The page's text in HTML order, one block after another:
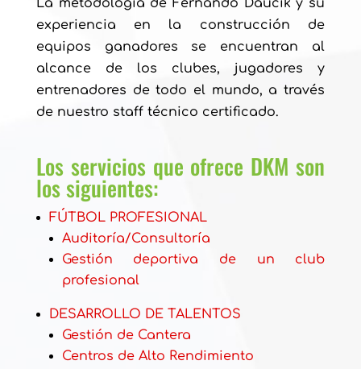
La metodología de Fernando Daucik y su
experiencia en la construcción de
equipos ganadores se encuentran al
alcance de los clubes, jugadores y
entrenadores de todo el mundo, a través
de nuestro staff técnico certificado.
Los servicios que ofrece DKM son
los siguientes:
FÚTBOL PROFESIONAL
Auditoría/Consultoría
Gestión deportiva de un club
profesional
DESARROLLO DE TALENTOS
Gestión de Cantera
Centros de Alto Rendimiento